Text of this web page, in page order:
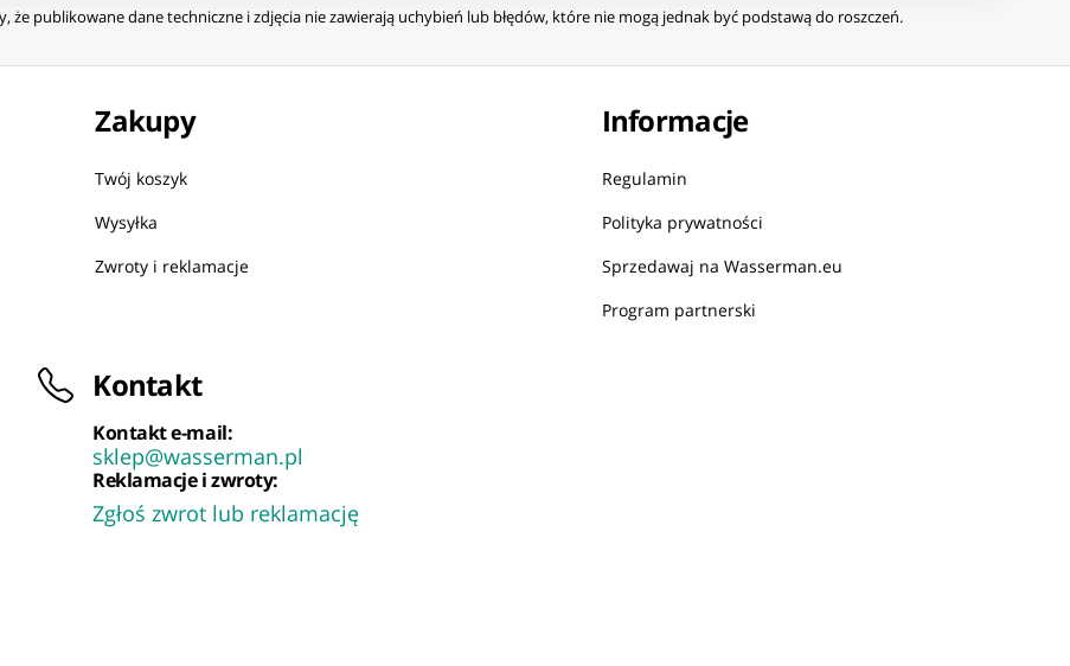
że publikowane dane techniczne i zdjęcia nie zawierają uchybień lub błędów, które nie mogą jednak być podstawą do roszczeń.
Zakupy
Twój koszyk
Wysyłka
Zwroty i reklamacje
Informacje
Regulamin
Polityka prywatności
Sprzedawaj na Wasserman.eu
Program partnerski
Kontakt
Kontakt e-mail:
sklep@wasserman.pl
Reklamacje i zwroty:
Zgłoś zwrot lub reklamację